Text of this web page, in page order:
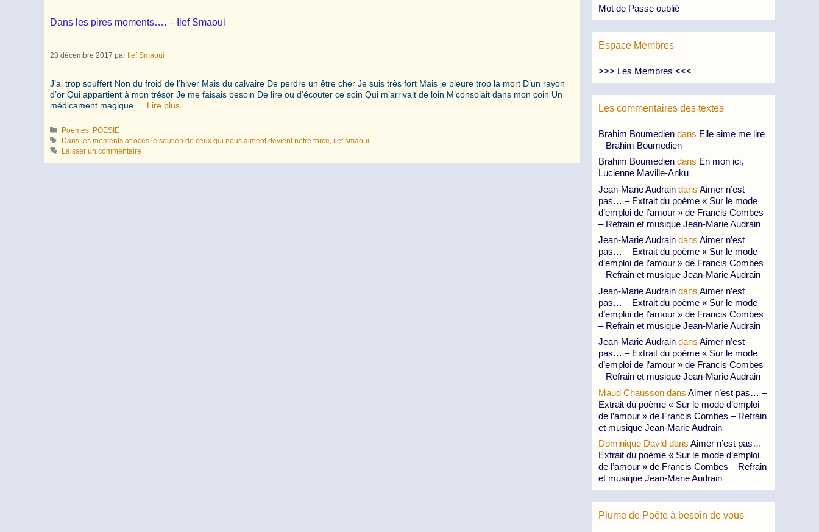
Dans les pires moments…. – Ilef Smaoui
23 décembre 2017 par Ilef Smaoui
J’ai trop souffert Non du froid de l’hiver Mais du calvaire De perdre un être cher Je suis très fort Mais je pleure trop la mort D’un rayon
d’or Qui appartient à mon trésor Je me faisais besoin De lire ou d’écouter ce soin Qui m’arrivait de loin M’consolait dans mon coin Un
médicament magique … Lire plus
Catégories
Poèmes POESIE
Étiquettes
Dans les moments atroces le soutien de ceux qui nous aiment devient notre force ,ilef smaoui
Laisser un commentaire
Mot de Passe oublié
Espace Membres
>>> Les Membres <<<
Les commentaires des textes
Brahim Boumedien dans Elle aime me lire
– Brahim Boumedien
Brahim Boumedien dans En mon ici,
Lucienne Maville-Anku
Jean-Marie Audrain dans Aimer n’est
pas… – Extrait du poème « Sur le mode
d’emploi de l’amour » de Francis Combes
– Refrain et musique Jean-Marie Audrain
Jean-Marie Audrain dans Aimer n’est
pas… – Extrait du poème « Sur le mode
d’emploi de l’amour » de Francis Combes
– Refrain et musique Jean-Marie Audrain
Jean-Marie Audrain dans Aimer n’est
pas… – Extrait du poème « Sur le mode
d’emploi de l’amour » de Francis Combes
– Refrain et musique Jean-Marie Audrain
Jean-Marie Audrain dans Aimer n’est
pas… – Extrait du poème « Sur le mode
d’emploi de l’amour » de Francis Combes
– Refrain et musique Jean-Marie Audrain
Maud Chausson dans Aimer n’est pas… –
Extrait du poème « Sur le mode d’emploi
de l’amour » de Francis Combes – Refrain
et musique Jean-Marie Audrain
Dominique David dans Aimer n’est pas… –
Extrait du poème « Sur le mode d’emploi
de l’amour » de Francis Combes – Refrain
et musique Jean-Marie Audrain
Plume de Poète à besoin de vous